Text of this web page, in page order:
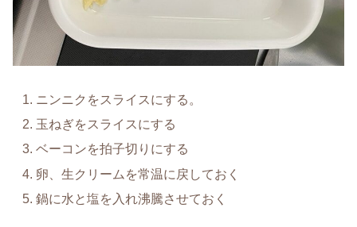
ニンニクをスライスにする。
玉ねぎをスライスにする
ベーコンを拍子切りにする
卵、生クリームを常温に戻しておく
鍋に水と塩を入れ沸騰させておく